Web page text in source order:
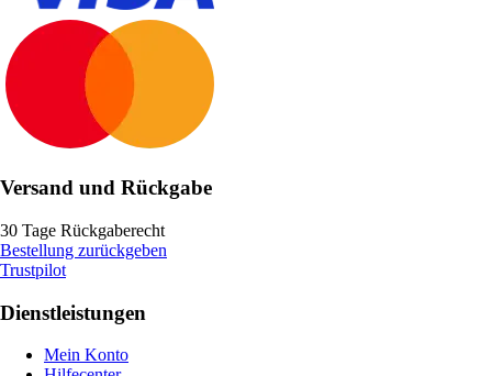
Versand und Rückgabe
30 Tage Rückgaberecht
Bestellung zurückgeben
Trustpilot
Dienstleistungen
Mein Konto